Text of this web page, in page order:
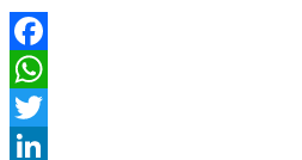
Facebook
WhatsApp
Twitter